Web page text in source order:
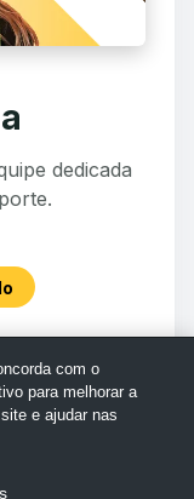
dedicada
com o
para melhorar a
e ajudar nas